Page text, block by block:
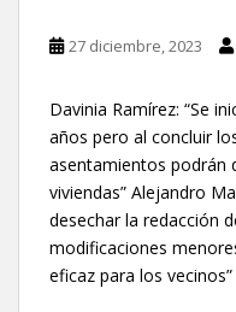
27 diciembre, 2023
Davinia Ramírez: “Se
años pero al concluir
asentamientos podrán
viviendas” Alejandro
desechar la redacción
modificaciones
eficaz para los